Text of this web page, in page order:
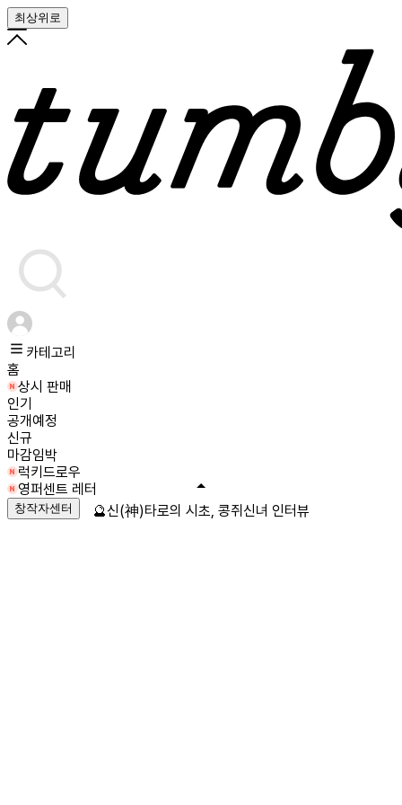
최상위로
카테고리
홈
상시 판매
인기
공개예정
신규
마감임박
럭키드로우
영퍼센트 레터
창작자센터 🔮신(神)타로의 시초, 콩쥐신녀 인터뷰